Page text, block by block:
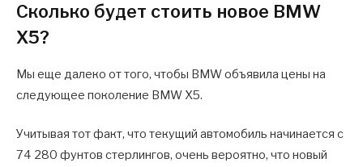
Сколько будет стоить новое BMW
X5?
Мы еще далеко от того, чтобы BMW объявила цены на
следующее поколение BMW X5.
Учитывая тот факт, что текущий автомобиль начинается с
74 280 фунтов стерлингов, очень вероятно, что новый